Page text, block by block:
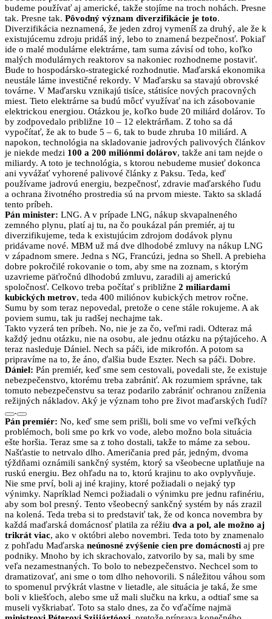
budeme používať aj americké, takže stojíme na troch nohách. Presne
tak. Presne tak. Pôvodný význam diverzifikácie je toto.
Diverzifikácia neznamená, že jeden zdroj vymeníš za druhý, ale že k
existujúcemu zdroju pridáš iný, lebo to znamená bezpečnosť. Pokiaľ
ide o malé modulárne elektrárne, tam suma závisí od toho, koľko
malých modulárnych reaktorov sa nakoniec rozhodneme postaviť.
Bude to hospodársko-strategické rozhodnutie. Maďarská ekonomika
neustále láme investičné rekordy. V Maďarsku sa stavajú obrovské
továrne. V Maďarsku vznikajú tisíce, státisíce nových pracovných
miest. Tieto elektrárne sa budú môcť využívať na ich zásobovanie
elektrickou energiou. Otázkou je, koľko bude 20 miliárd dolárov. To
by zodpovedalo približne 10 – 12 elektrárňam. Z toho sa dá
vypočítať, že ak to bude 5 – 6, tak to bude zhruba 10 miliárd. A
napokon, technológia na skladovanie jadrových palivových článkov
je niekde medzi 100 a 200 miliónmi dolárov, takže ani tam nejde o
miliardy. A toto je technológia, s ktorou nebudeme musieť dokonca
ani vyvážať vyhorené palivové články z Paksu. Teda, keď
používame jadrovú energiu, bezpečnosť, zdravie maďarského ľudu
a ochrana životného prostredia sú na prvom mieste. Takto sa skladá
tento príbeh.
Pán minister: LNG. A v prípade LNG, nákup skvapalneného
zemného plynu, platí aj tu, na čo poukázal pán premiér, aj tu
diverzifikujeme, teda k existujúcim zdrojom dodávok plynu
pridávame nové. MBM už má dve dlhodobé zmluvy na nákup LNG
v západnom smere. Jedna s NG, Francúzi, jedna so Shell. A prebieha
dobre pokročilé rokovanie o tom, aby sme na zoznam, s ktorým
uzavrieme päťročnú dlhodobú zmluvu, zaradili aj americkú
spoločnosť. Celkovo treba počítať s približne 2 miliardami
kubických metrov, teda 400 miliónov kubických metrov ročne.
Sumu by som teraz nepovedal, pretože o cene stále rokujeme. A ak
poviem sumu, tak ju radšej nechajme tak.
Takto vyzerá ten príbeh. No, nie je za čo, veľmi radi. Odteraz má
každý jednu otázku, nie na osobu, ale jednu otázku na pýtajúceho. A
teraz nasleduje Dániel. Nech sa páči, ide mikrofón. A potom sa
pripravíme na to, že áno, ďalšia bude Eszter. Nech sa páči. Dobre.
Dániel: Pán premiér, keď sme sem cestovali, povedali ste, že existuje
nebezpečenstvo, ktorému treba zabrániť. Ak rozumiem správne, tak
tomuto nebezpečenstvu sa teraz podarilo zabrániť ochranou zníženia
režijných nákladov. Aký je význam toho pre život maďarských ľudí?
.
Pán premiér: No, keď sme sem prišli, boli sme vo veľmi veľkých
problémoch, boli sme po krk vo vode, alebo možno bola situácia
ešte horšia. Teraz sme sa z toho dostali, takže to máme za sebou.
Našťastie to netrvalo dlho. Američania pred pár, jedným, dvoma
týždňami oznámili sankčný systém, ktorý sa všeobecne uplatňuje na
ruskú energiu. Bez ohľadu na to, ktorú krajinu to ako ovplyvňuje.
Nie sme prví, boli aj iné krajiny, ktoré požiadali o nejaký typ
výnimky. Napríklad Nemci požiadali o výnimku pre jednu rafinériu,
aby som bol presný. Tento všeobecný sankčný systém by nás zrazil
na kolená. Teda treba si to predstaviť tak, že od konca novembra by
každá maďarská domácnosť platila za réžiu dva a pol, ale možno aj
trikrát viac, ako v októbri alebo novembri. Teda toto by znamenalo
z pohľadu Maďarska neúnosné zvýšenie cien pre domácnosti aj pre
podniky. Mnoho by ich skrachovalo, zatvorilo by sa, mali by sme
veľa nezamestnaných. To bolo to nebezpečenstvo. Nechcel som to
dramatizovať, ani sme o tom dlho nehovorili. S náležitou váhou som
to spomenul prvýkrát vlastne v lietadle, ale situácia je taká, že sme
boli v kliešťoch, alebo sme už mali slučku na krku, a odtiaľ sme sa
museli vyškriabať. Toto sa stalo dnes, za čo vďačíme najmä